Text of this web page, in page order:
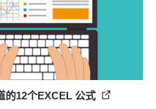
的12个EXCEL 公式